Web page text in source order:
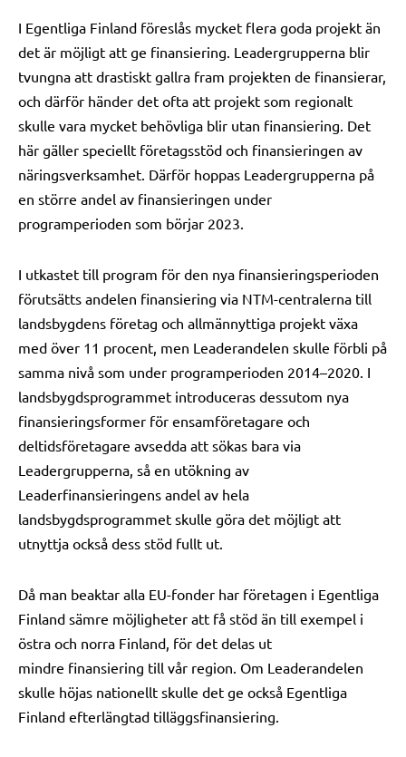
I Egentliga Finland föreslås mycket flera goda projekt än
det är möjligt att ge finansiering. Leadergrupperna blir
tvungna att drastiskt gallra fram projekten de finansierar,
och därför händer det ofta att projekt som regionalt
skulle vara mycket behövliga blir utan finansiering. Det
här gäller speciellt företagsstöd och finansieringen av
näringsverksamhet. Därför hoppas Leadergrupperna på
en större andel av finansieringen under
programperioden som börjar 2023.
I utkastet till program för den nya finansieringsperioden
förutsätts andelen finansiering via NTM-centralerna till
landsbygdens företag och allmännyttiga projekt växa
med över 11 procent, men Leaderandelen skulle förbli på
samma nivå som under programperioden 2014–2020. I
landsbygdsprogrammet introduceras dessutom nya
finansieringsformer för ensamföretagare och
deltidsföretagare avsedda att sökas bara via
Leadergrupperna, så en utökning av
Leaderfinansieringens andel av hela
landsbygdsprogrammet skulle göra det möjligt att
utnyttja också dess stöd fullt ut.
Då man beaktar alla EU-fonder har företagen i Egentliga
Finland sämre möjligheter att få stöd än till exempel i
östra och norra Finland, för det delas ut
mindre finansiering till vår region. Om Leaderandelen
skulle höjas nationellt skulle det ge också Egentliga
Finland efterlängtad tilläggsfinansiering.